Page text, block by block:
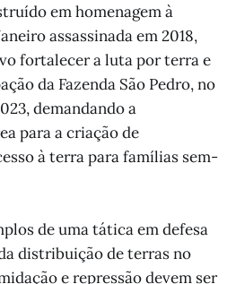
em homenagem à
assassinada em 2018,
fortalecer a luta por terra e
da Fazenda São Pedro, no
demandando a
para a criação de
à terra para famílias sem-
de uma tática em defesa
distribuição de terras no
e repressão devem ser